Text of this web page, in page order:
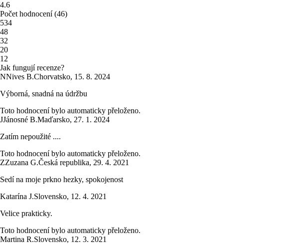
4.6
Počet hodnocení(46)
534
48
32
20
1 2
Jak fungují recenze?
NNives B.Chorvatsko, 15. 8. 2024
Výborná, snadná na údržbu
Toto hodnocení bylo automaticky přeloženo.
JJánosné B.Maďarsko, 27. 1. 2024
Zatím nepoužité ....
Toto hodnocení bylo automaticky přeloženo.
ZZuzana G.Česká republika, 29. 4. 2021
Sedí na moje prkno hezky, spokojenost
Katarína J.Slovensko, 12. 4. 2021
Velice prakticky.
Toto hodnocení bylo automaticky přeloženo.
Martina R.Slovensko, 12. 3. 2021